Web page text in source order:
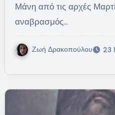
Μάνη από τις αρχές
αναβρασμός…
Ζωή Δρακοπούλου 23